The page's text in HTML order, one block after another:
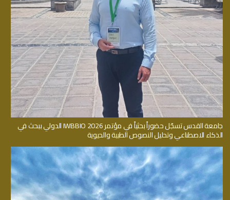
جامعة القدس تسجّل حضوراً بحثياً في مؤتمر IWBBIO 2026 الدولي ببحث في
الذكاء الاصطناعي وتحليل النصوص الطبية والحيوية